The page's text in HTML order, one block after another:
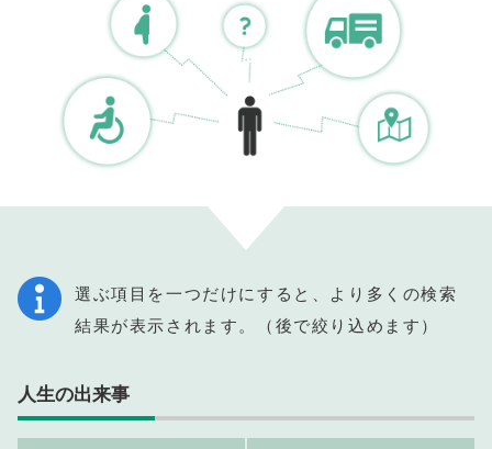
選ぶ項目を一つだけにすると、より多くの検索
結果が表示されます。（後で絞り込めます）
人生の出来事